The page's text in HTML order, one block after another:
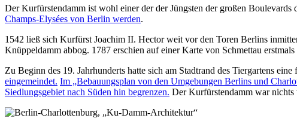
Der Kurfürstendamm ist wohl einer der der Jüngsten der großen Boulevards
Champs-Elysées von Berlin werden.
1542 ließ sich Kurfürst Joachim II. Hector weit vor den Toren Berlins
Knüppeldamm abbog. 1787 erschien auf einer Karte von Schmettau
Zu Beginn des 19. Jahrhunderts hatte sich am Stadtrand des Tiergartens
eingemeindet. Im „Bebauungsplan von den Umgebungen Berlins und
Siedlungsgebiet nach Süden hin begrenzen. Der Kurfürstendamm war nichts